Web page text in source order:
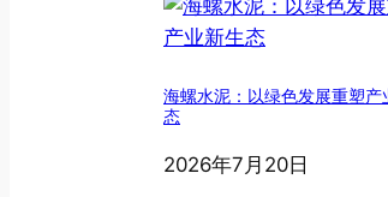
海螺水泥：以绿色发展重塑产
态
2026年7月20日